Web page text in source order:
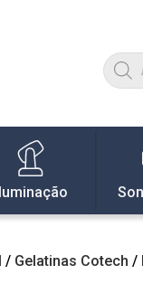
/ Gelatinas Cotech /